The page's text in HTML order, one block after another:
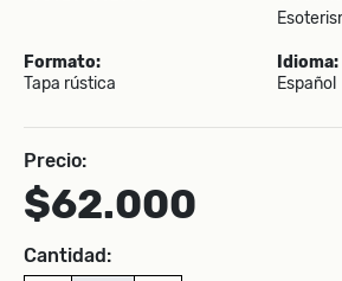
Formato:
Tapa rústica
Idioma:
Español
Precio:
$62.000
Cantidad: